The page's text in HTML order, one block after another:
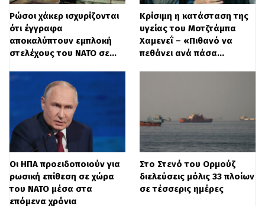
♬ sonido original – .
Στο ιστορικό Pacha, κοντά στη μαρίνα,
έπεσε μέρος της οροφής, με το
προσωπικό να προσπαθεί απεγνωσμένα
να περιορίσει τις διαρροές. Παράλληλα, το
αεροδρόμιο της Ίμπιζα αντιμετώπισε
σοβαρά προβλήματα, καθώς τα όμβρια
νερά εισέρεχαν από την οροφή.
Ρώσοι χάκερ ισχυρίζονται
ότι έγγραφα
αποκαλύπτουν εμπλοκή
στελέχους του ΝΑΤΟ σε…
Κρίσιμη η κατάσταση της
υγείας του Μοτζτάμπα
Χαμενεΐ – «Πιθανό να
πεθάνει ανά πάσα…
Οι ΗΠΑ προειδοποιούν για
ρωσική επίθεση σε χώρα
του ΝΑΤΟ μέσα στα
επόμενα χρόνια
Στο Στενό του Ορμούζ
διελεύσεις μόλις 33 πλοίων
σε τέσσερις ημέρες